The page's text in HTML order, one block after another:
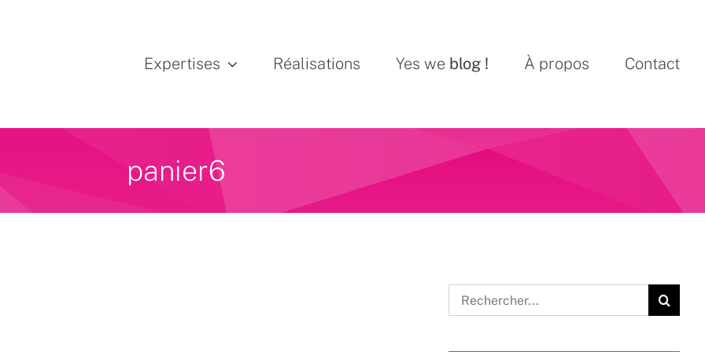
Expertises Réalisations Yes we blog ! À propos Contact
panier6
Rechercher: